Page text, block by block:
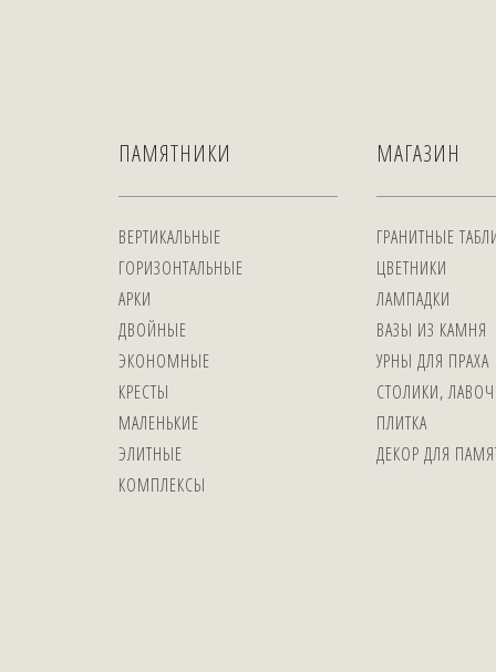
ПАМЯТНИКИ
ВЕРТИКАЛЬНЫЕ
ГОРИЗОНТАЛЬНЫЕ
АРКИ
ДВОЙНЫЕ
ЭКОНОМНЫЕ
КРЕСТЫ
МАЛЕНЬКИЕ
ЭЛИТНЫЕ
КОМПЛЕКСЫ
МАГАЗИН
ГРАНИТНЫЕ
ЦВЕТНИКИ
ЛАМПАДКИ
ВАЗЫ ИЗ КАМНЯ
УРНЫ ДЛЯ ПРАХА
СТОЛИКИ,
ПЛИТКА
ДЕКОР ДЛЯ